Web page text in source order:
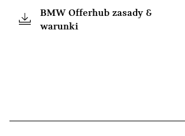
BMW Offerhub zasady &
warunki